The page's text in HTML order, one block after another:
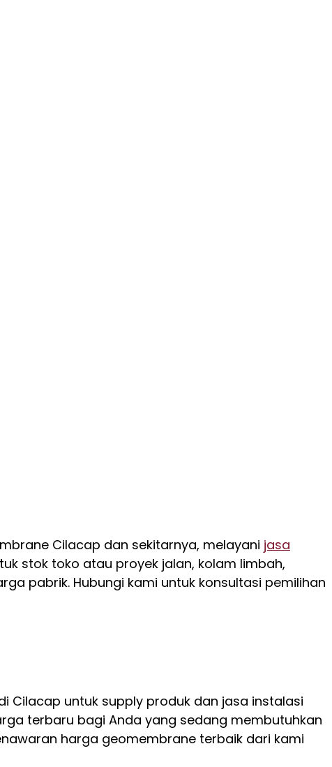
Cilacap dan sekitarnya, melayani jasa
stok toko atau proyek jalan, kolam limbah,
pabrik. Hubungi kami untuk konsultasi pemilihan
Cilacap untuk supply produk dan jasa instalasi
terbaru bagi Anda yang sedang membutuhkan
harga geomembrane terbaik dari kami